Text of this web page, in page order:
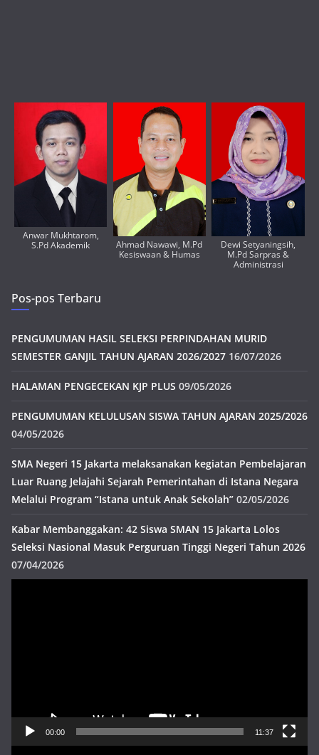
Anwar Mukhtarom,
S.Pd Akademik
Ahmad Nawawi, M.Pd
Kesiswaan & Humas
Dewi Setyaningsih,
M.Pd Sarpras &
Administrasi
Pos-pos Terbaru
PENGUMUMAN HASIL SELEKSI PERPINDAHAN MURID
SEMESTER GANJIL TAHUN AJARAN 2026/2027 16/07/2026
HALAMAN PENGECEKAN KJP PLUS 09/05/2026
PENGUMUMAN KELULUSAN SISWA TAHUN AJARAN 2025/2026
04/05/2026
SMA Negeri 15 Jakarta melaksanakan kegiatan Pembelajaran
Luar Ruang Jelajahi Sejarah Pemerintahan di Istana Negara
Melalui Program “Istana untuk Anak Sekolah” 02/05/2026
Kabar Membanggakan: 42 Siswa SMAN 15 Jakarta Lolos
Seleksi Nasional Masuk Perguruan Tinggi Negeri Tahun 2026
07/04/2026
00:00 11:37